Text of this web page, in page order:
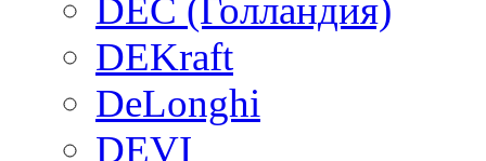
DEC (Голландия)
DEKraft
DeLonghi
DEVI